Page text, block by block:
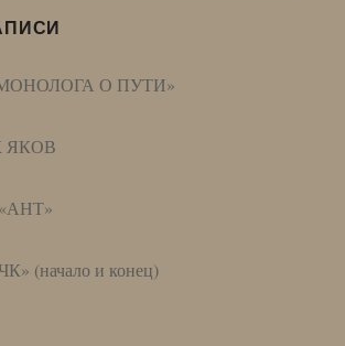
О ПУТИ»
ЯКОВ
(начало и конец)